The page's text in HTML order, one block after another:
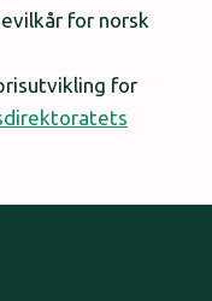
for norsk
for